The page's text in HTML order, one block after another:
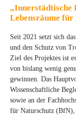
„Innerstädtische
Lebensräume für
Seit 2021 setzt sich das
und den Schutz von
Ziel des Projektes ist
von bislang wenig
gewinnen. Das
Wissenschaftliche
sowie an der
für Naturschutz